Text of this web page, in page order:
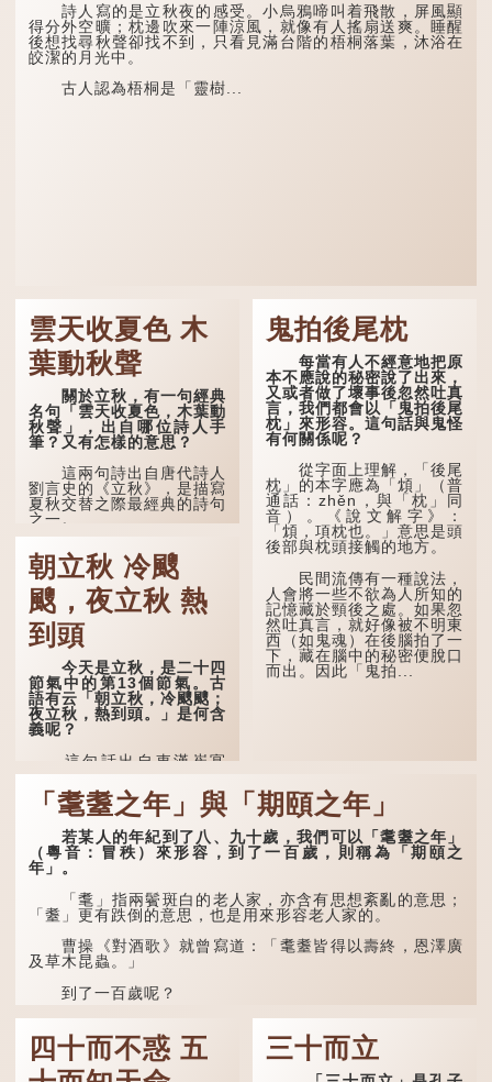
詩人寫的是立秋夜的感受。小烏鴉啼叫着飛散，屏風顯
得分外空曠；枕邊吹來一陣涼風，就像有人搖扇送爽。睡醒
後想找尋秋聲卻找不到，只看見滿台階的梧桐落葉，沐浴在
皎潔的月光中。
古人認為梧桐是「靈樹...
雲天收夏色 木
葉動秋聲
關於立秋，有一句經典
名句「雲天收夏色，木葉動
秋聲」，出自哪位詩人手
筆？又有怎樣的意思？
這兩句詩出自唐代詩人
劉言史的《立秋》，是描寫
夏秋交替之際最經典的詩句
之一。
《立秋》全詩如下：
茲晨戒流火，商飆早已
驚。 雲天收夏色，木
葉動秋聲。
詩的前兩句寫的是：這
一天早晨，天上的「流火」
（指大火星，象徵暑氣）開
始消退，涼爽的秋風（商
飆，即西風）已經悄然吹
起。後兩句，便是全詩的靈
魂...
朝立秋 冷颼
颼，夜立秋 熱
到頭
今天是立秋，是二十四
節氣中的第13個節氣。古
語有云「朝立秋，冷颼颼；
夜立秋，熱到頭。」是何含
義呢？
這句話出自東漢崔寔
《四民月令》：「朝立秋，
冷颼颼；夜立秋，熱到
頭」。到了清代，顧祿在
《清嘉錄》中記錄蘇州風俗
時，也引用了這句諺語。不
過當地百姓的口頭說法是
「朝立秋，渹颼颼；夜立
有不同，但意思完全一致。
準呢？它反映了古人的一種
樸素觀察：如果立秋的精
鬼拍後尾枕
每當有人不經意地把原
本不應說的秘密說了出來，
又或者做了壞事後忽然吐真
言，我們都會以「鬼拍後尾
枕」來形容。這句話與鬼怪
有何關係呢？
從字面上理解，「後尾
枕」的本字應為「䪴」（普
通話：zhěn，與「枕」同
音）。《說文解字》：
「䪴，項枕也。」意思是頭
後部與枕頭接觸的地方。
民間流傳有一種說法，
人會將一些不欲為人所知的
記憶藏於頸後之處。如果忽
然吐真言，就好像被不明東
西（如鬼魂）在後腦拍了一
下，藏在腦中的秘密便脫口
而出。因此「鬼拍...
「耄耋之年」與「期頤之年」
若某人的年紀到了八、九十歲，我們可以「耄耋之年」
（粵音：冒秩）來形容，到了一百歲，則稱為「期頤之
年」。
「耄」指兩鬢斑白的老人家，亦含有思想紊亂的意思；
「耋」更有跌倒的意思，也是用來形容老人家的。
曹操《對酒歌》就曾寫道：「耄耋皆得以壽終，恩澤廣
及草木昆蟲。」
到了一百歲呢？
那麼就可以稱為「期頤」。《禮記.曲禮上》：「百年曰
期頤。」鄭玄註：「期，猶要也；頤，養也。不知衣服食
味，孝子要盡養道...
四十而不惑 五
三十而立